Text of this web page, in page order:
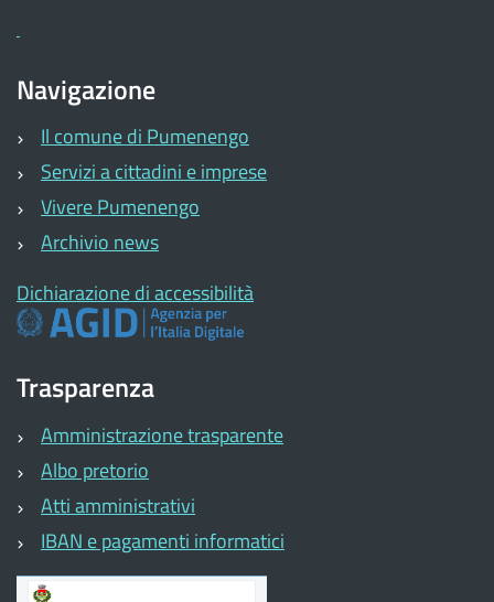
Navigazione
Il comune di Pumenengo
Servizi a cittadini e imprese
Vivere Pumenengo
Archivio news
Dichiarazione di accessibilità
Trasparenza
Amministrazione trasparente
Albo pretorio
Atti amministrativi
IBAN e pagamenti informatici